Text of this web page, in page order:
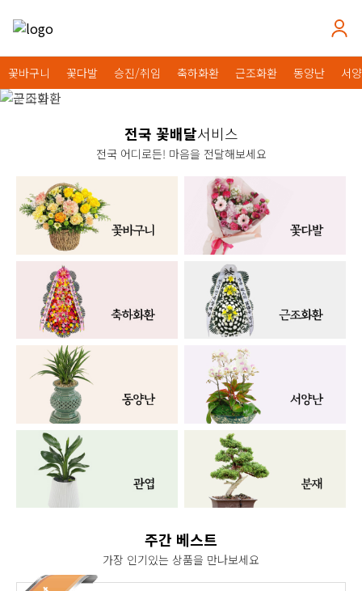
꽃바구니 꽃다발 승진/취임 축하화환 근조화환 동양난 서
전국 꽃배달서비스
전국 어디로든! 마음을 전달해보세요
주간 베스트
가장 인기있는 상품을 만나보세요